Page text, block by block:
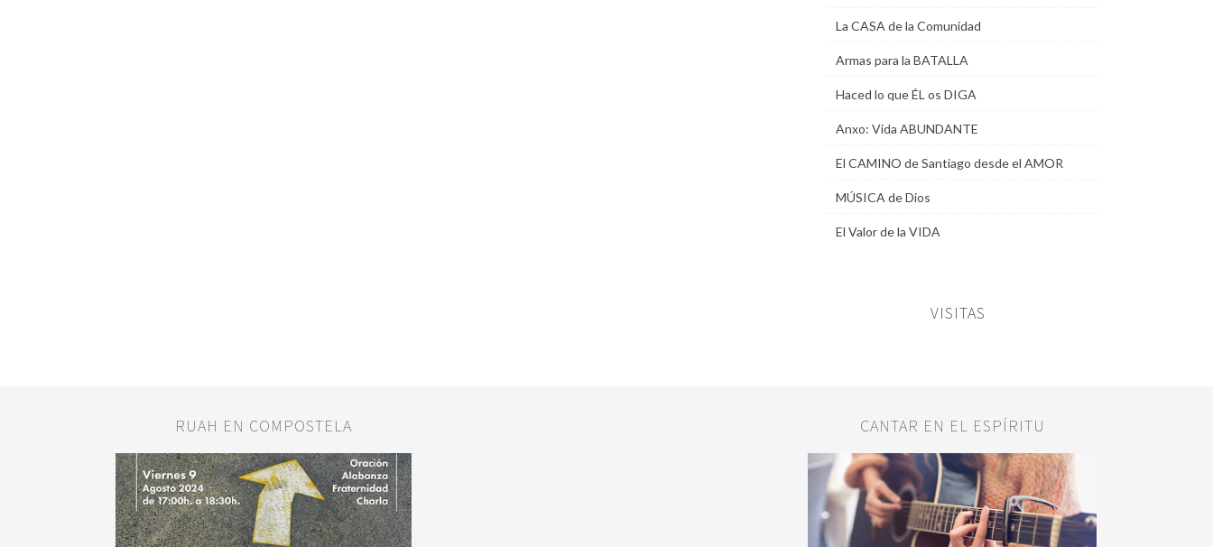
La CASA de la Comunidad
Armas para la BATALLA
Haced lo que ÉL os DIGA
Anxo: Vida ABUNDANTE
El CAMINO de Santiago desde el AMOR
MÚSICA de Dios
El Valor de la VIDA
VISITAS
RUAH EN COMPOSTELA CANTAR EN EL ESPÍRITU